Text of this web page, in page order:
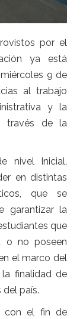
por el
ya está
9 de
al trabajo
y la
través de la
nivel Inicial,
en distintas
que se
garantizar la
que
o no poseen
el marco del
finalidad de
país.
con el fin de